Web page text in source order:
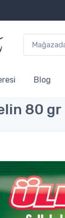
Blog
80 gr